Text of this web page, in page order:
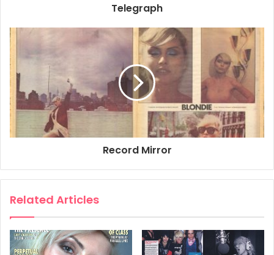
Telegraph
Record Mirror
Related Articles